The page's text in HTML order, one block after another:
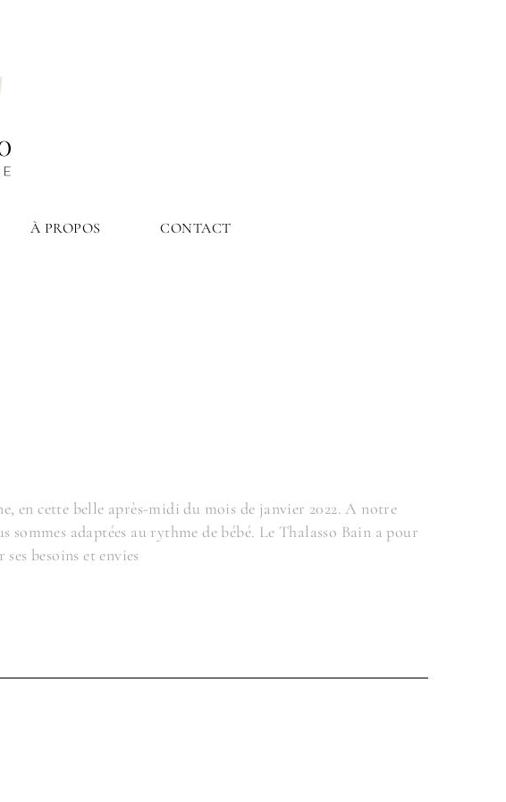
À PROPOS CONTACT
en cette belle après-midi du mois de janvier 2022. A notre
adaptées au rythme de bébé. Le Thalasso Bain a pour
besoins et envies